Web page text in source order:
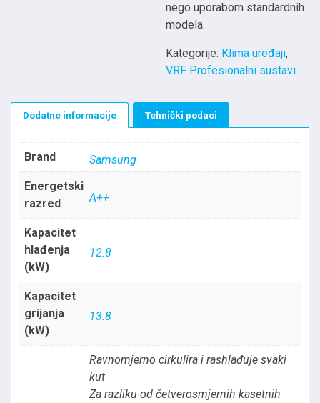
nego uporabom standardnih
modela.
Kategorije: Klima uređaji,
VRF Profesionalni sustavi
Dodatne informacije Tehnički podaci
Brand
Samsung
Energetski
razred
A++
Kapacitet
hlađenja
(kW)
12.8
Kapacitet
grijanja
(kW)
13.8
Ravnomjerno cirkulira i rashlađuje svaki
kut
Za razliku od četverosmjernih kasetnih